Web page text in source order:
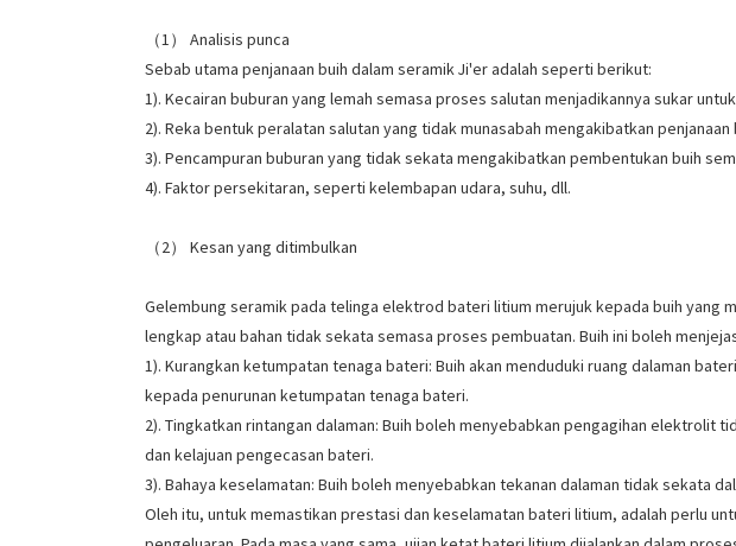
（1） Analisis punca
Sebab utama penjanaan buih dalam seramik Ji'er adalah seperti berikut:
1). Kecairan buburan yang lemah semasa proses salutan menjadikannya sukar
2). Reka bentuk peralatan salutan yang tidak munasabah mengakibatkan
3). Pencampuran buburan yang tidak sekata mengakibatkan pembentukan buih
4). Faktor persekitaran, seperti kelembapan udara, suhu, dll.
（2） Kesan yang ditimbulkan
Gelembung seramik pada telinga elektrod bateri litium merujuk kepada buih
lengkap atau bahan tidak sekata semasa proses pembuatan. Buih ini boleh
1). Kurangkan ketumpatan tenaga bateri: Buih akan menduduki ruang dalaman
kepada penurunan ketumpatan tenaga bateri.
2). Tingkatkan rintangan dalaman: Buih boleh menyebabkan pengagihan
dan kelajuan pengecasan bateri.
3). Bahaya keselamatan: Buih boleh menyebabkan tekanan dalaman tidak sekata
Oleh itu, untuk memastikan prestasi dan keselamatan bateri litium, adalah perlu